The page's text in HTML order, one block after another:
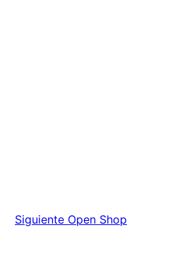
Siguiente Open Shop